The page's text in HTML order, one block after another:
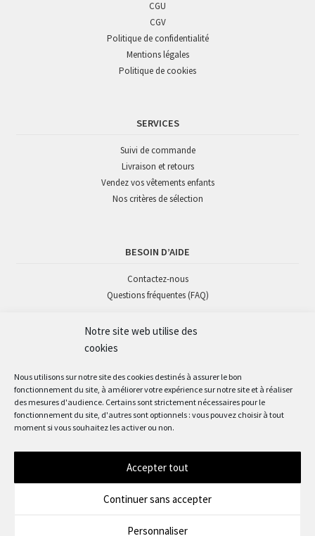
Notre site web utilise des
cookies
Nous utilisons sur notre site des cookies destinés à assurer le bon
fonctionnement du site, à améliorer votre expérience sur notre site et à réaliser
des mesures d'audience. Certains sont strictement nécessaires pour le
fonctionnement du site, d'autres sont optionnels : vous pouvez choisir à tout
moment si vous souhaitez les activer ou non.
Accepter tout
Continuer sans accepter
Personnaliser
CGU
CGV
Politique de confidentialité
Mentions légales
Politique de cookies
SERVICES
Suivi de commande
Livraison et retours
Vendez vos vêtements enfants
Nos critères de sélection
BESOIN D’AIDE
Contactez-nous
Questions fréquentes (FAQ)
© Okaz'mômes 2023